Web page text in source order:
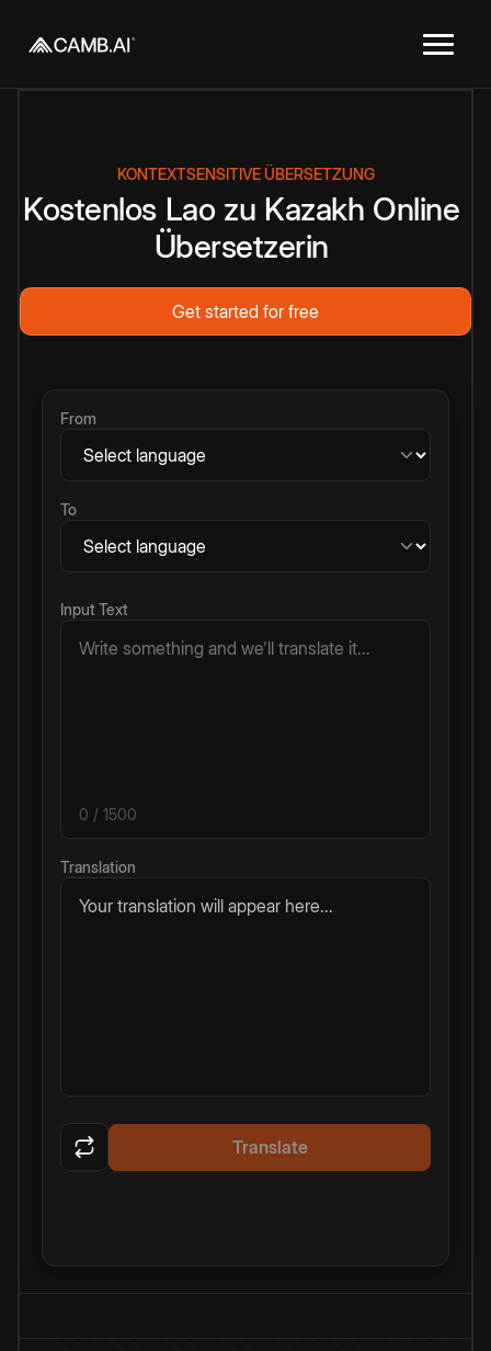
KONTEXTSENSITIVE ÜBERSETZUNG
Kostenlos Lao zu Kazakh Online
Übersetzerin
Get started for free
From
To
Input Text
0 / 1500
Translation
Your translation will appear here...
Translate